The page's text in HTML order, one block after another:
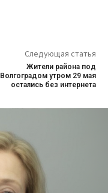
Следующая статья
Жители района под
Волгоградом утром 29 мая
остались без интернета